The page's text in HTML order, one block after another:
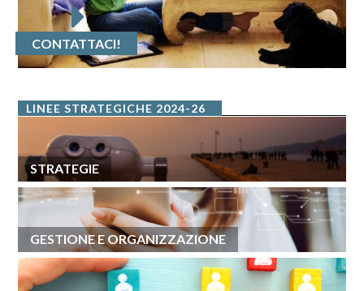
CONTATTACI!
LINEE STRATEGICHE 2024-26
STRATEGIE
GESTIONE E ORGANIZZAZIONE